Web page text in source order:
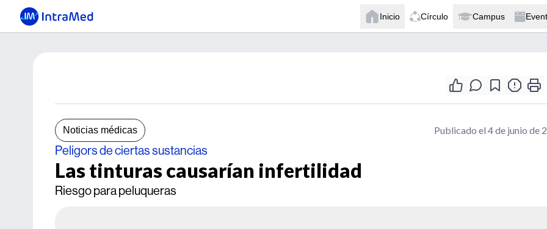
Inicio Círculo Campus
Noticias médicas Publicado el 4 de junio de
Peligors de ciertas sustancias
Las tinturas causarían infertilidad
Riesgo para peluqueras